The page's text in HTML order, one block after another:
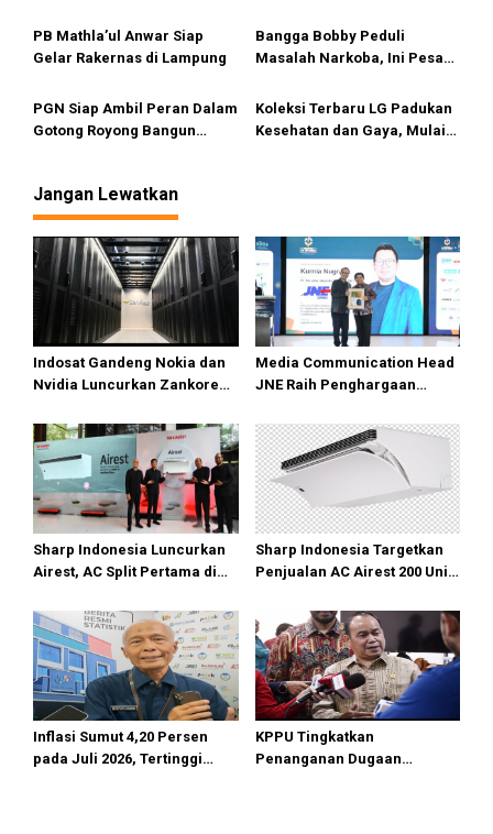
PB Mathla’ul Anwar Siap
Gelar Rakernas di Lampung
Bangga Bobby Peduli
Masalah Narkoba, Ini Pesan
PGN Siap Ambil Peran Dalam
Gotong Royong Bangun
Koleksi Terbaru LG Padukan
Kesehatan dan Gaya, Mulai
Jangan Lewatkan
Indosat Gandeng Nokia dan
Nvidia Luncurkan Zankore
Media Communication Head
JNE Raih Penghargaan
Top Leader 2026
Sharp Indonesia Luncurkan
Airest, AC Split Pertama di
Sharp Indonesia Targetkan
Penjualan AC Airest 200 Unit
Inflasi Sumut 4,20 Persen
pada Juli 2026, Tertinggi
KPPU Tingkatkan
Penanganan Dugaan